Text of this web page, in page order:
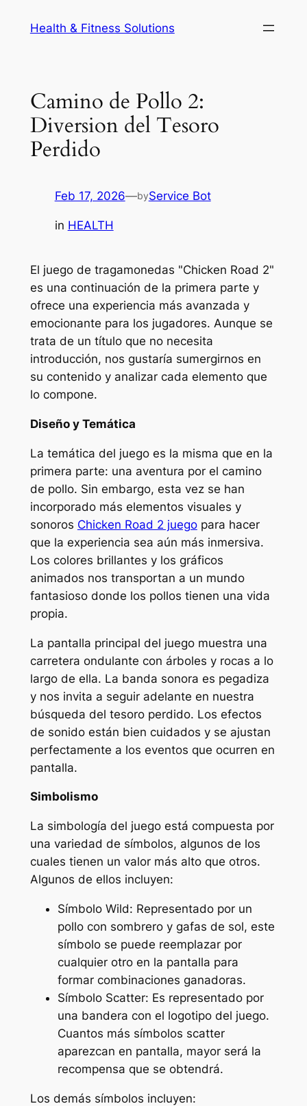
Health & Fitness Solutions
Camino de Pollo 2:
Diversion del Tesoro
Perdido
Feb 17, 2026—byService Bot
in HEALTH
El juego de tragamonedas "Chicken Road 2"
es una continuación de la primera parte y
ofrece una experiencia más avanzada y
emocionante para los jugadores. Aunque se
trata de un título que no necesita
introducción, nos gustaría sumergirnos en
su contenido y analizar cada elemento que
lo compone.
Diseño y Temática
La temática del juego es la misma que en la
primera parte: una aventura por el camino
de pollo. Sin embargo, esta vez se han
incorporado más elementos visuales y
sonoros Chicken Road 2 juegopara hacer
que la experiencia sea aún más inmersiva.
Los colores brillantes y los gráficos
animados nos transportan a un mundo
fantasioso donde los pollos tienen una vida
propia.
La pantalla principal del juego muestra una
carretera ondulante con árboles y rocas a lo
largo de ella. La banda sonora es pegadiza
y nos invita a seguir adelante en nuestra
búsqueda del tesoro perdido. Los efectos
de sonido están bien cuidados y se ajustan
perfectamente a los eventos que ocurren en
pantalla.
Simbolismo
La simbología del juego está compuesta por
una variedad de símbolos, algunos de los
cuales tienen un valor más alto que otros.
Algunos de ellos incluyen:
Símbolo Wild: Representado por un
pollo con sombrero y gafas de sol, este
símbolo se puede reemplazar por
cualquier otro en la pantalla para
formar combinaciones ganadoras.
Símbolo Scatter: Es representado por
una bandera con el logotipo del juego.
Cuantos más símbolos scatter
aparezcan en pantalla, mayor será la
recompensa que se obtendrá.
Los demás símbolos incluyen: